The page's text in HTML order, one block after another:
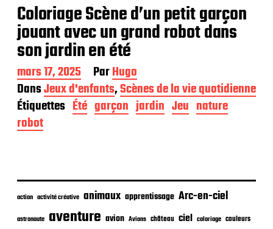
Coloriage Scène d’un petit garçon
jouant avec un grand robot dans
son jardin en été
D
a
t
e
d
e
l
i
a
mars 17, 2025 ParHugo
DansJeux d'enfants,Scènes de la vie quotidienne
Étiquettes Été garçon jardin Jeu nature
robot
action activité créative animaux apprentissage Arc-en-ciel
astronaute aventure avion Avions château ciel coloriage couleurs